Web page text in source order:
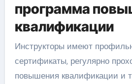
программа
квалификации
Инструкторы имеют
сертификаты, регулярно
повышения квалификации и